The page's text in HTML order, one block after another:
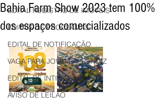
EDITAL REGISTRO DE IMÓVEIS
EDITAIS DE PROCLAMAS
EDITAL DE NOTIFICAÇÃO
VAGA PARA JOVEM APRENDIZ
EDITAL DE INTIMAÇÃO
AVISO DE LEILÃO
Bahia Farm Show 2023 tem 100%
dos espaços comercializados